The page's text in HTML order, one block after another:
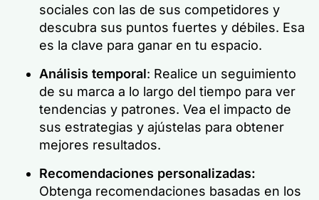
sociales con las de sus competidores y
descubra sus puntos fuertes y débiles. Esa
es la clave para ganar en tu espacio.
Análisis temporal: Realice un seguimiento
de su marca a lo largo del tiempo para ver
tendencias y patrones. Vea el impacto de
sus estrategias y ajústelas para obtener
mejores resultados.
Recomendaciones personalizadas:
Obtenga recomendaciones basadas en los